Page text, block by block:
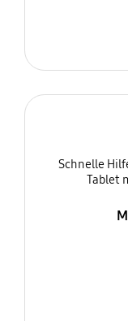
Schnelle
Tablet